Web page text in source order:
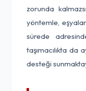
zorunda
yöntemle,
sürede
taşımacılıkta
desteği